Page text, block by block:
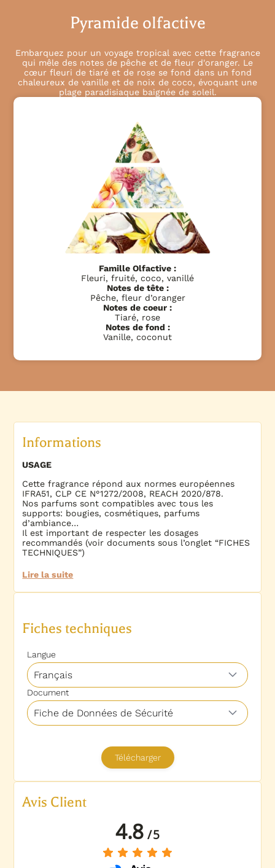
Pyramide olfactive
Embarquez pour un voyage tropical avec cette fragrance
qui mêle des notes de pêche et de fleur d'oranger. Le
cœur fleuri de tiaré et de rose se fond dans un fond
chaleureux de vanille et de noix de coco, évoquant une
plage paradisiaque baignée de soleil.
Famille Olfactive :
Fleuri, fruité, coco, vanillé
Notes de tête :
Pêche, fleur d’oranger
Notes de coeur :
Tiaré, rose
Notes de fond :
Vanille, coconut
Informations
USAGE
Cette fragrance répond aux normes européennes
IFRA51, CLP CE N°1272/2008, REACH 2020/878.
Nos parfums sont compatibles avec tous les
supports: bougies, cosmétiques, parfums
d’ambiance…
Il est important de respecter les dosages
recommandés (voir documents sous l’onglet “FICHES
TECHNIQUES”)
Lire la suite
Avis Client
4.8/5